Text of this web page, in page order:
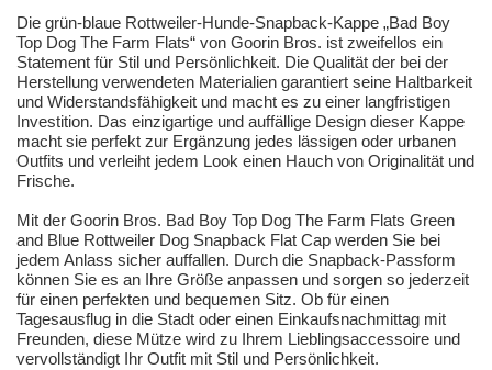
Die grün-blaue Rottweiler-Hunde-Snapback-Kappe „Bad Boy
Top Dog The Farm Flats“ von Goorin Bros. ist zweifellos ein
Statement für Stil und Persönlichkeit. Die Qualität der bei der
Herstellung verwendeten Materialien garantiert seine Haltbarkeit
und Widerstandsfähigkeit und macht es zu einer langfristigen
Investition. Das einzigartige und auffällige Design dieser Kappe
macht sie perfekt zur Ergänzung jedes lässigen oder urbanen
Outfits und verleiht jedem Look einen Hauch von Originalität und
Frische.
Mit der Goorin Bros. Bad Boy Top Dog The Farm Flats Green
and Blue Rottweiler Dog Snapback Flat Cap werden Sie bei
jedem Anlass sicher auffallen. Durch die Snapback-Passform
können Sie es an Ihre Größe anpassen und sorgen so jederzeit
für einen perfekten und bequemen Sitz. Ob für einen
Tagesausflug in die Stadt oder einen Einkaufsnachmittag mit
Freunden, diese Mütze wird zu Ihrem Lieblingsaccessoire und
vervollständigt Ihr Outfit mit Stil und Persönlichkeit.